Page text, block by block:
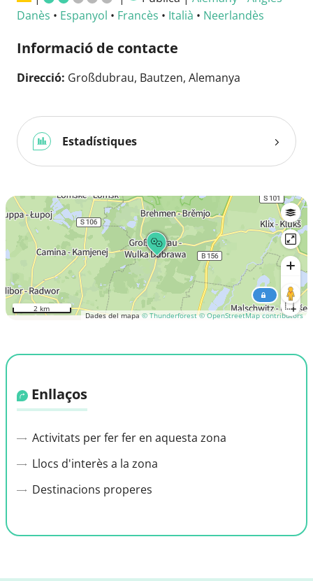
Danès • Espanyol • Francès • Italià • Neerlandès
Informació de contacte
Direcció: Großdubrau, Bautzen, Alemanya
Estadístiques
Dades del mapa© Thunderforest © OpenStreetMap contributors
2 km
Enllaços
Activitats per fer fer en aquesta zona
Llocs d'interès a la zona
Destinacions properes